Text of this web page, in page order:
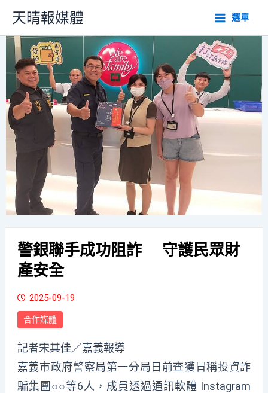
主
天晴報媒體 選單
警銀聯手成功阻詐 守護民眾財
產安全
2025-09-19
合作媒體
記者宋其佳／嘉義報導
嘉義市政府警察局第一分局日前查獲冒稱投資詐
騙集團○○等6人，成員透過通訊軟體 Instagram